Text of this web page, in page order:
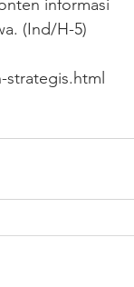
informasi
(Ind/H-5)